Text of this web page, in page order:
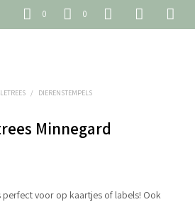
0 0
/ DIERENSTEMPELS
Minnegard
perfect voor op kaartjes of labels! Ook